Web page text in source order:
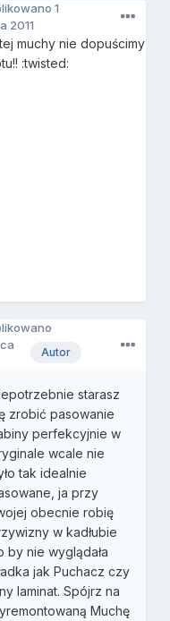
1
2011
muchy nie dopuścimy
:twisted:
Autor
starasz
zrobić pasowanie
perfekcyjnie w
wcale nie
tak idealnie
ja przy
obecnie robię
w kadłubie
by nie wyglądała
jak Puchacz czy
laminat. Spójrz na
Muchę